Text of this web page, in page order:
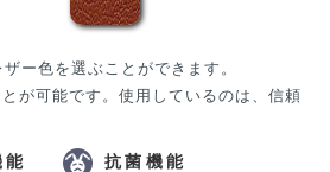
ー色を選ぶことができます。
が可能です。使用しているのは、信頼
能 抗菌機能